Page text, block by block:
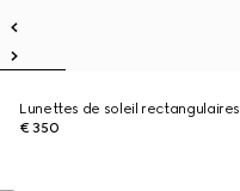
Lunettes de soleil rectangulaires
€ 350